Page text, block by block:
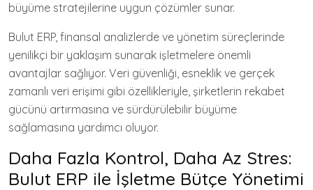
büyüme stratejilerine uygun çözümler sunar.
Bulut ERP, finansal analizlerde ve yönetim süreçlerinde
yenilikçi bir yaklaşım sunarak işletmelere önemli
avantajlar sağlıyor. Veri güvenliği, esneklik ve gerçek
zamanlı veri erişimi gibi özellikleriyle, şirketlerin rekabet
gücünü artırmasına ve sürdürülebilir büyüme
sağlamasına yardımcı oluyor.
Daha Fazla Kontrol, Daha Az Stres:
Bulut ERP ile İşletme Bütçe Yönetimi